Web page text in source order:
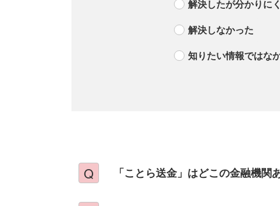
解決したが分かりに
解決しなかった
知りたい情報ではな
「ことら送金」はどこの金融機関